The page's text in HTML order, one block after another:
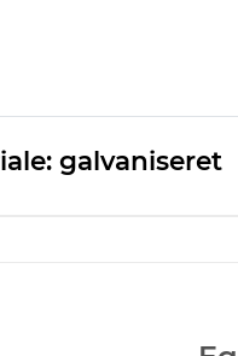
galvaniseret